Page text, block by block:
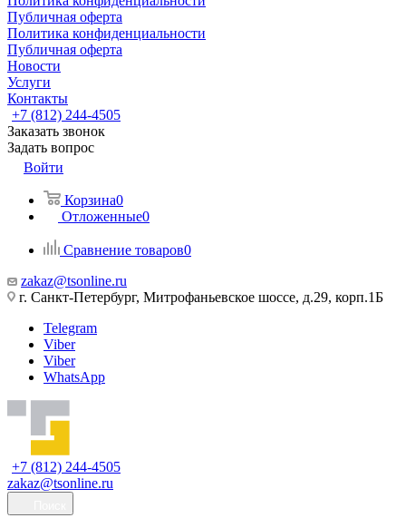
Публичная оферта
Политика конфиденциальности
Публичная оферта
Новости
Услуги
Контакты
+7 (812) 244-4505
Заказать звонок
Задать вопрос
Войти
Корзина0
Отложенные0
Сравнение товаров0
zakaz@tsonline.ru
г. Санкт-Петербург, Митрофаньевское шоссе, д.29, корп.1Б
Telegram
Viber
Viber
WhatsApp
+7 (812) 244-4505
zakaz@tsonline.ru